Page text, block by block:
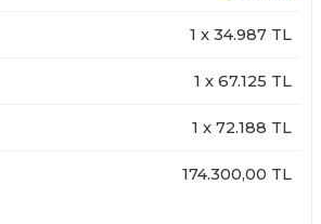
1 x 34.987TL
1 x 67.125 TL
1 x 72.188 TL
174.300,00 TL